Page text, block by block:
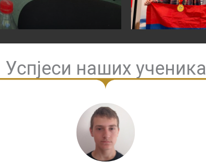
Успјеси наших ученика